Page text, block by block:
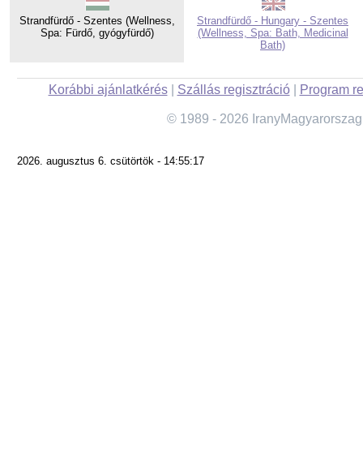
Strandfürdő - Szentes (Wellness,
Spa: Fürdő, gyógyfürdő)
Strandfürdő - Hungary - Szentes
(Wellness, Spa: Bath, Medicinal
Bath)
Korábbi ajánlatkérés| Szállás regisztráció| Program
© 1989 - 2026
2026. augusztus 6. csütörtök - 14:55:17